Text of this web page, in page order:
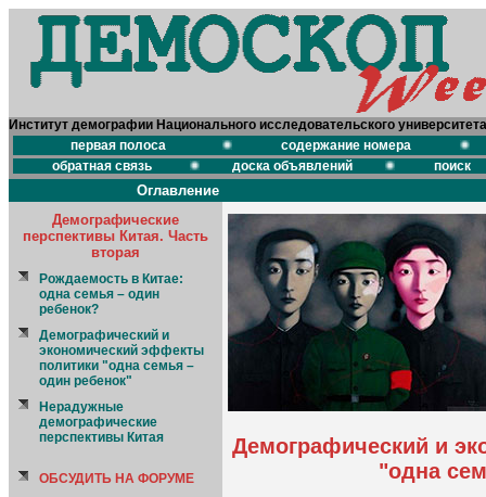
Институт демографии Национального исследовательского
первая полоса
содержание номера
обратная связь
доска объявлений поиск
Оглавление
Демографические
перспективы Китая. Часть
вторая
Рождаемость в Китае:
одна семья – один
ребенок?
Демографический и
экономический эффекты
политики "одна семья –
один ребенок"
Нерадужные
демографические
перспективы Китая
ОБСУДИТЬ НА ФОРУМЕ
Демографический и
"одна